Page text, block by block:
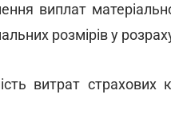
виплат
розмірів у
витрат страхових